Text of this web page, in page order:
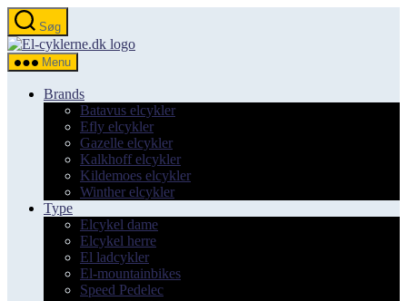
Spring
til
indholdet
Søg
el-
Menu
Brands
Batavus elcykler
Efly elcykler
Gazelle elcykler
Kalkhoff elcykler
Kildemoes elcykler
Winther elcykler
Type
Elcykel dame
Elcykel herre
El ladcykler
El-mountainbikes
Speed Pedelec